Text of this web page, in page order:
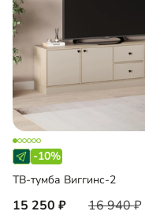
-10%
ТВ-тумба Виггинс-2
15 250 16 940